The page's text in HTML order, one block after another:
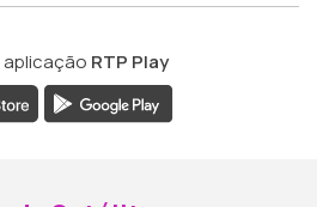
aplicação RTP Play